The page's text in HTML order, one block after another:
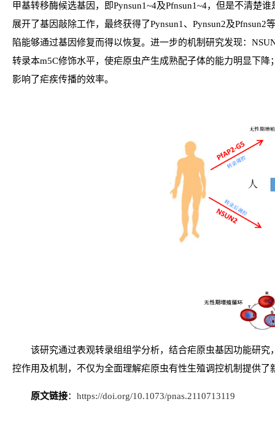
甲基转移酶候选基因，即Pynsun1~4及Pfnsun1~4，但是不清楚
展开了基因敲除工作，最终获得了Pynsun1、Pynsun2及
陷能够通过基因修复而得以恢复。进一步的机制研究发现：
转录本m5C修饰水平，使疟原虫产生成熟配子体的能力明显下
影响了疟疾传播的效率。
该研究通过表观转录组组学分析，结合疟原虫基因功能研
控作用及机制，不仅为全面理解疟原虫有性生殖调控机制提供
原文链接： https://doi.org/10.1073/pnas.2110713119